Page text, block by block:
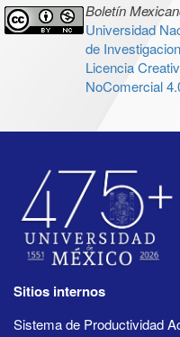
Boletín
Universidad
de
Licencia
NoComercial
Sitios internos
Sistema de Productividad